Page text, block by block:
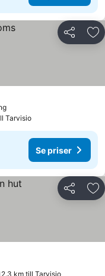
Dela
Se priser
Tarvisio
Se priser
Dela
km till Tarvisio